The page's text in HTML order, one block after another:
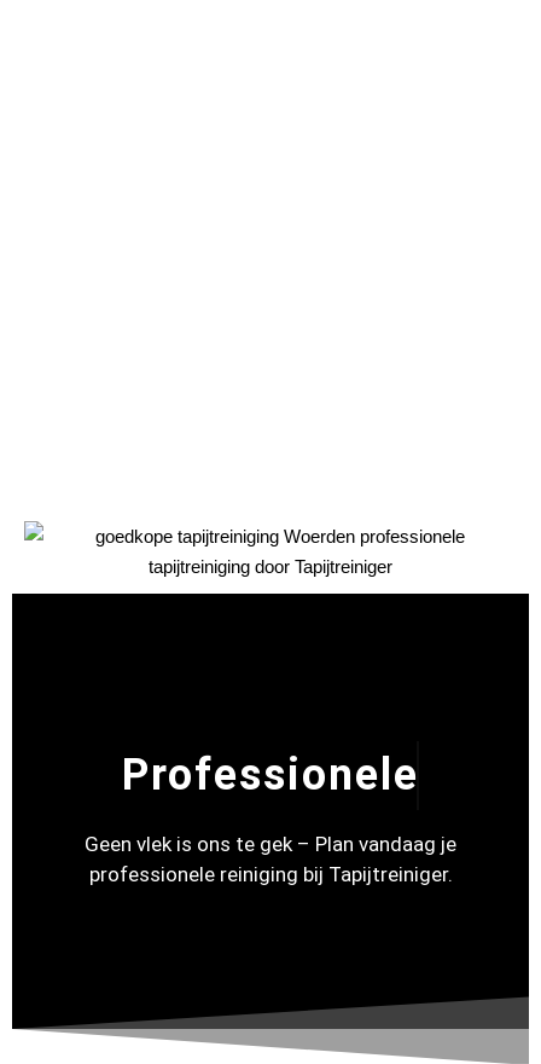
Professionele
Geen vlek is ons te gek – Plan vandaag je
professionele reiniging bij Tapijtreiniger.